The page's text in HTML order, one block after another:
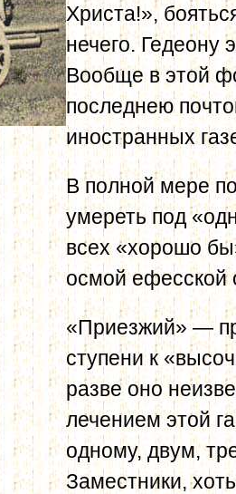
Христа!»,
нечего. Гедеону
Вообще в этой
последнею
иностранных
В полной мере
умереть под
всех «хорошо
осмой ефесской
«Приезжий» —
ступени к
разве оно
лечением этой
одному, двум,
Заместники,